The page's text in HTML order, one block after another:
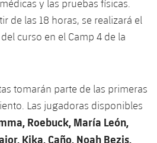
y las pruebas físicas.
de las 18 horas, se realizará el
curso en el Camp 4 de la
tomarán parte de las primeras
Las jugadoras disponibles
Roebuck, María León,
Kika, Caño, Noah Bezis,